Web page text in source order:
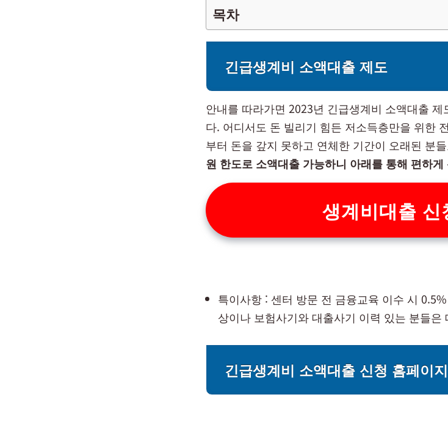
목차
긴급생계비 소액대출 제도
안내를 따라가면 2023년 긴급생계비 소액대출
다. 어디서도 돈 빌리기 힘든 저소득층만을 위한
부터 돈을 갚지 못하고 연체한 기간이 오래된 분
원 한도로 소액대출 가능하니 아래를 통해 편하게
생계비대출 신
특이사항 : 센터 방문 전 금융교육 이수 시
상이나 보험사기와 대출사기 이력 있는 분들은
긴급생계비 소액대출 신청 홈페이지